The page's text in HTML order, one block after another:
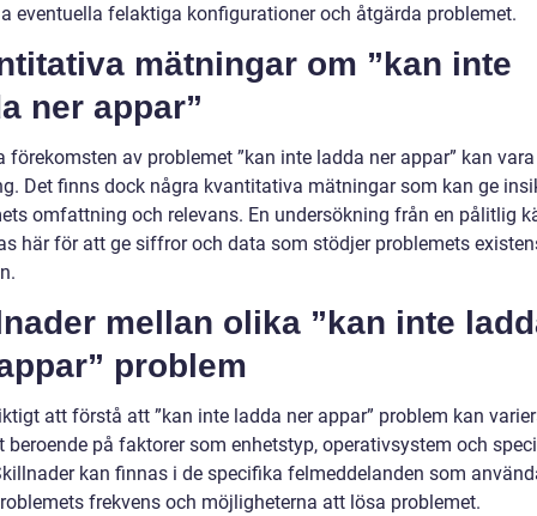
eventuella felaktiga konfigurationer och åtgärda problemet.
mätningar om ”kan inte
ner appar”
förekomsten av problemet ”kan inte ladda ner appar” kan
Det finns dock några kvantitativa mätningar som kan ge
omfattning och relevans. En undersökning från en pålitlig
här för att ge siffror och data som stödjer problemets
mellan olika ”kan inte
problem
att förstå att ”kan inte ladda ner appar” problem kan
beroende på faktorer som enhetstyp, operativsystem och
kan finnas i de specifika felmeddelanden som
frekvens och möjligheterna att lösa problemet.